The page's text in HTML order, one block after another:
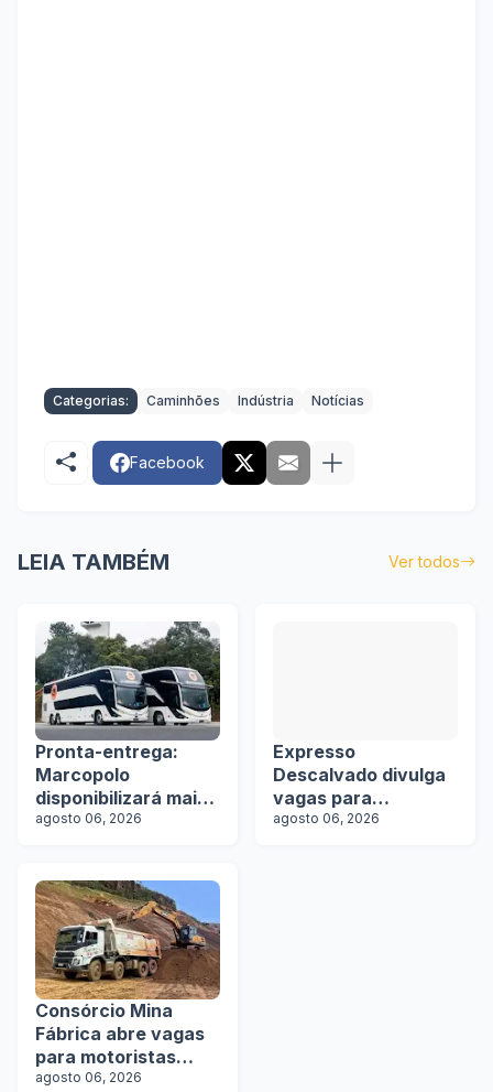
Categorias: Caminhões Indústria Notícias
Facebook
LEIA TAMBÉM Ver todos
Pronta-entrega:
Marcopolo
disponibilizará mais
de 100 ônibus para
agosto 06, 2026
Expresso
Descalvado divulga
vagas para
motoristas
agosto 06, 2026
Consórcio Mina
Fábrica abre vagas
para motoristas
categoria D
agosto 06, 2026